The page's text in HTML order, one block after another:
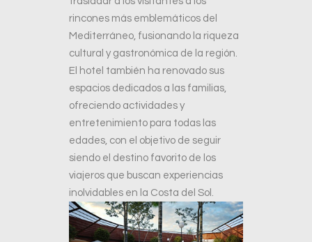
rincones más emblemáticos del
Mediterráneo, fusionando la riqueza
cultural y gastronómica de la región.
El hotel también ha renovado sus
espacios dedicados a las familias,
ofreciendo actividades y
entretenimiento para todas las
edades, con el objetivo de seguir
siendo el destino favorito de los
viajeros que buscan experiencias
inolvidables en la Costa del Sol.